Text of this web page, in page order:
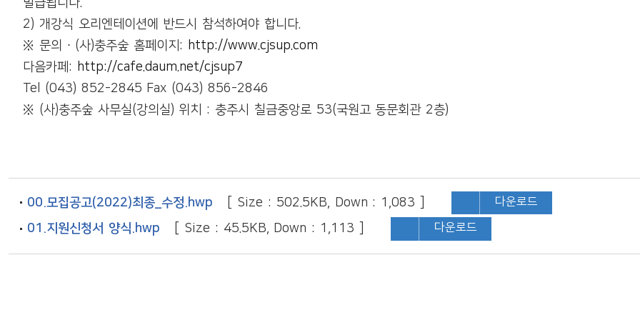
발급됩니다.
2) 개강식 오리엔테이션에 반드시 참석하여야 합니다.
※ 문의 ∙ (사)충주숲 홈페이지 : http://www.cjsup.com
다음카페 : http://cafe.daum.net/cjsup7
Tel (043) 852-2845 Fax (043) 856-2846
※ (사)충주숲 사무실(강의실) 위치 :충주시 칠금중앙로 53(국원고 동문회관 2층)
00.모집공고(2022)최종_수정.hwp [ Size : 502.5KB, Down : 1,083 ] 다운로드
01.지원신청서 양식.hwp [ Size : 45.5KB, Down : 1,113 ] 다운로드